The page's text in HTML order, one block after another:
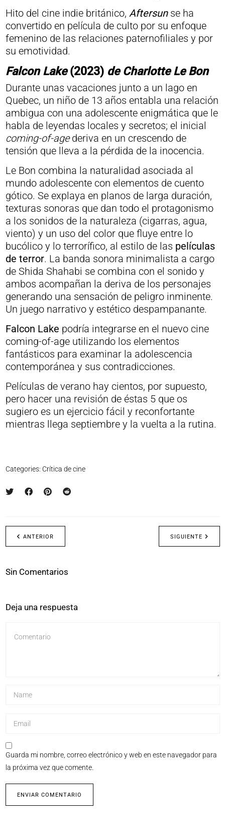
Hito del cine indie británico, Aftersun se ha
convertido en película de culto por su enfoque
femenino de las relaciones paternofiliales y por
su emotividad.
Falcon Lake(2023) de Charlotte Le Bon
Durante unas vacaciones junto a un lago en
Quebec, un niño de 13 años entabla una relación
ambigua con una adolescente enigmática que le
habla de leyendas locales y secretos; el inicial
coming-of-agederiva en un crescendo de
tensión que lleva a la pérdida de la inocencia.
Le Bon combina la naturalidad asociada al
mundo adolescente con elementos de cuento
gótico. Se explaya en planos de larga duración,
texturas sonoras que dan todo el protagonismo
a los sonidos de la naturaleza (cigarras, agua,
viento) y un uso del color que fluye entre lo
bucólico y lo terrorífico, al estilo de las películas
de terror. La banda sonora minimalista a cargo
de Shida Shahabi se combina con el sonido y
ambos acompañan la deriva de los personajes
generando una sensación de peligro inminente.
Un juego narrativo y estético despampanante.
Falcon Lake podría integrarse en el nuevo cine
coming-of-age utilizando los elementos
fantásticos para examinar la adolescencia
contemporánea y sus contradicciones.
Películas de verano hay cientos, por supuesto,
pero hacer una revisión de éstas 5 que os
sugiero es un ejercicio fácil y reconfortante
mientras llega septiembre y la vuelta a la rutina.
Categories: Crítica de cine
SIGUIENTE
ANTERIOR
Sin Comentarios
Deja una respuesta
Guarda mi nombre, correo electrónico y web en este navegador para
la próxima vez que comente.